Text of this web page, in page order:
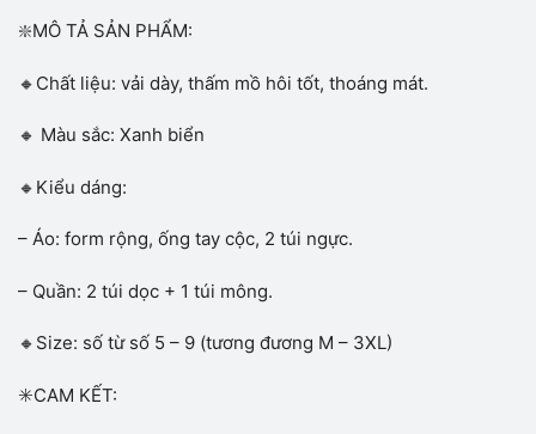
❇️MÔ TẢ SẢN PHẨM:
🔸Chất liệu: vải dày, thấm mồ hôi tốt, thoáng mát.
🔸 Màu sắc: Xanh biển
🔸Kiểu dáng:
– Áo: form rộng, ống tay cộc, 2 túi ngực.
– Quần: 2 túi dọc + 1 túi mông.
🔸Size: số từ số 5 – 9 (tương đương M – 3XL)
✳️CAM KẾT: